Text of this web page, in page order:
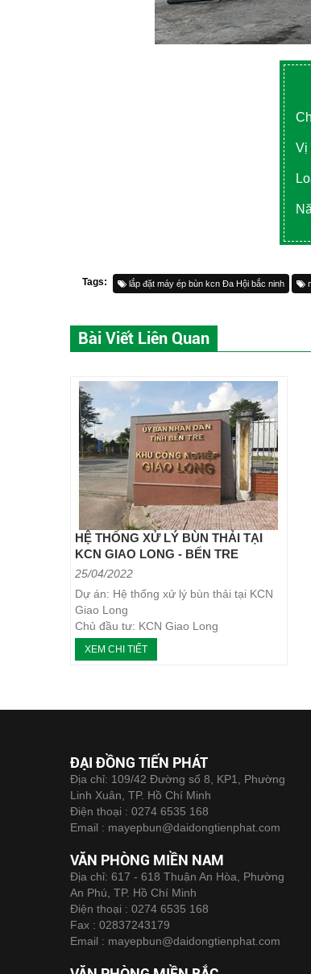
Vị
Tags: lắp đặt máy ép bùn kcn Đa Hội bắc ninh
Bài Viết Liên Quan
HỆ THỐNG XỬ LÝ BÙN THẢI TẠI
KCN GIAO LONG - BẾN TRE
25/04/2022
Dự án: Hệ thống xử lý bùn thải tại KCN
Giao Long
Chủ đầu tư: KCN Giao Long
Loại máy: Máy ép bùn khung bản
Vị trí: Bến Tre
XEM CHI TIẾT
ĐẠI ĐỒNG TIẾN PHÁT
Địa chỉ: 109/42 Đường số 8, KP1, Phường
Linh Xuân, TP. Hồ Chí Minh
Điện thoại : 0274 6535 168
Email : mayepbun@daidongtienphat.com
VĂN PHÒNG MIỀN NAM
Địa chỉ: 617 - 618 Thuận An Hòa, Phường
An Phú, TP. Hồ Chí Minh
Điện thoại : 0274 6535 168
Fax : 02837243179
Email : mayepbun@daidongtienphat.com